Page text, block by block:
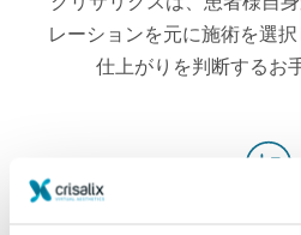
レーションを元に施術を選
仕上がりを判断するお